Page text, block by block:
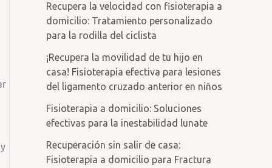
Recupera la velocidad con fisioterapia a
domicilio: Tratamiento personalizado
para la rodilla del ciclista
¡Recupera la movilidad de tu hijo en
casa! Fisioterapia efectiva para lesiones
del ligamento cruzado anterior en niños
Fisioterapia a domicilio: Soluciones
efectivas para la inestabilidad lunate
Recuperación sin salir de casa:
Fisioterapia a domicilio para Fractura